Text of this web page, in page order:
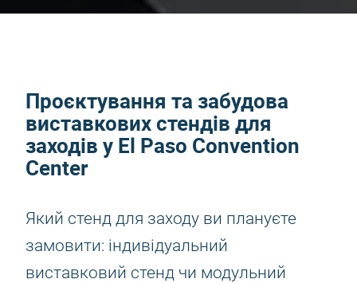
Проєктування та забудова
виставкових стендів для
заходів у El Paso Convention
Center
Який стенд для заходу ви плануєте
замовити: індивідуальний
виставковий стенд чи модульний